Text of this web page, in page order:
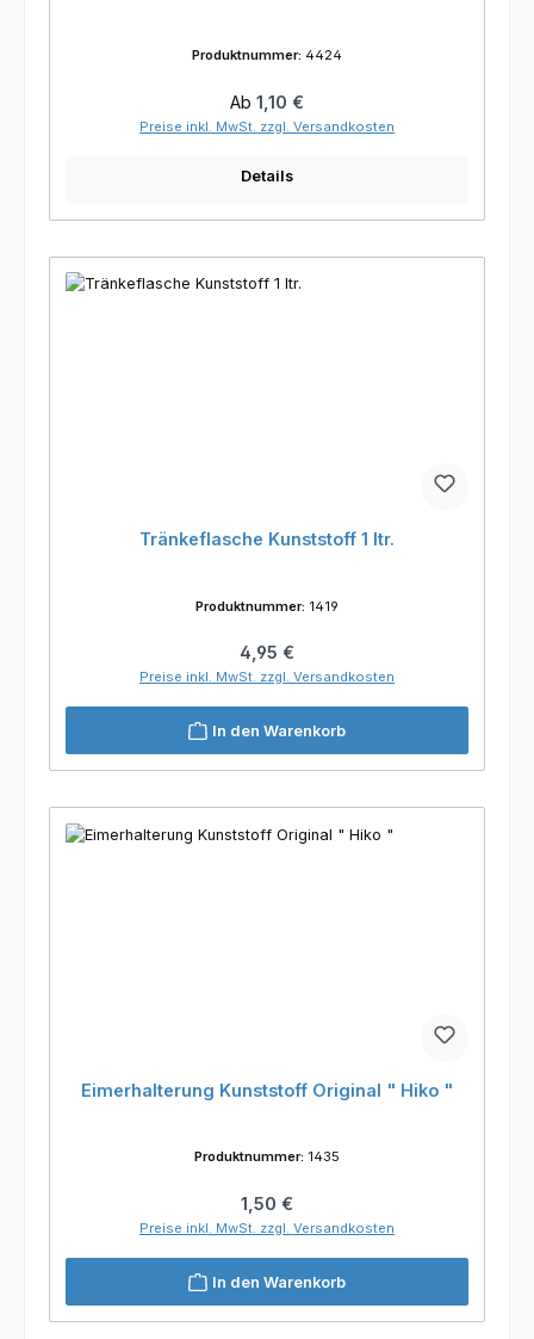
Produktnummer: 4424
Regulärer Preis:
Ab 1,10 €
Preise inkl. MwSt. zzgl. Versandkosten
Details
Tränkeflasche Kunststoff 1 ltr.
Produktnummer: 1419
Regulärer Preis:
4,95 €
Preise inkl. MwSt. zzgl. Versandkosten
In den Warenkorb
Eimerhalterung Kunststoff Original " Hiko "
Produktnummer: 1435
Regulärer Preis:
1,50 €
Preise inkl. MwSt. zzgl. Versandkosten
In den Warenkorb